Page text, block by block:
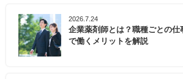
2026.7.24
企業薬剤師とは？職種ごとの仕
で働くメリットを解説